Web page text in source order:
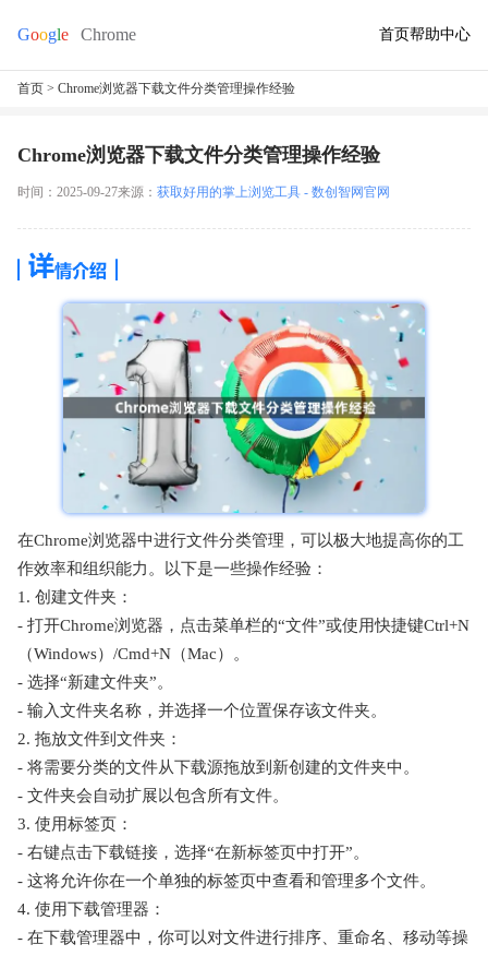
首页帮助中心
首页 > Chrome浏览器下载文件分类管理操作经验
Chrome浏览器下载文件分类管理操作经验
时间：2025-09-27来源： 获取好用的掌上浏览工具 - 数创智网官网
在Chrome浏览器中进行文件分类管理，可以极大地提高你的工
作效率和组织能力。以下是一些操作经验：
1. 创建文件夹：
- 打开Chrome浏览器，点击菜单栏的“文件”或使用快捷键Ctrl+N
（Windows）/Cmd+N（Mac）。
- 选择“新建文件夹”。
- 输入文件夹名称，并选择一个位置保存该文件夹。
2. 拖放文件到文件夹：
- 将需要分类的文件从下载源拖放到新创建的文件夹中。
- 文件夹会自动扩展以包含所有文件。
3. 使用标签页：
- 右键点击下载链接，选择“在新标签页中打开”。
- 这将允许你在一个单独的标签页中查看和管理多个文件。
4. 使用下载管理器：
- 在下载管理器中，你可以对文件进行排序、重命名、移动等操